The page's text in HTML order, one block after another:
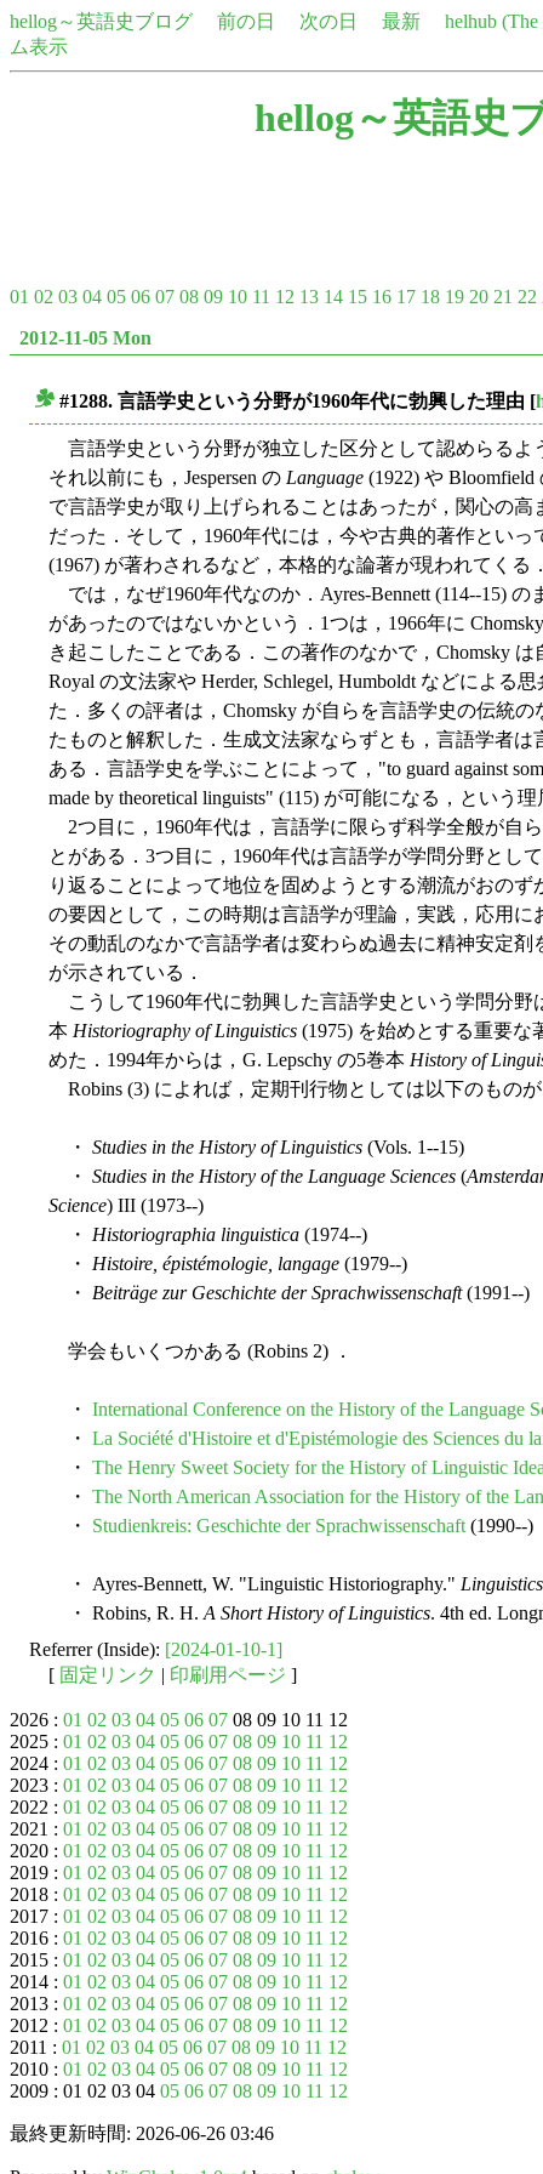
hellog～英語史ブログ 前の日 次の日 最新
helhub
ム表示
hellog～英語史
01 02 03 04 05 06 07 08 09 10 11 12 13 14 15 16 17 18 19 20 21 22
2012-11-05 Mon
#1288. 言語学史という分野が1960年代に勃興した理由 [
言語学史という分野が独立した区分として認めらるよ
それ以前にも，Jespersen の Language (1922) や
で言語学史が取り上げられることはあったが，関心の
だった．そして，1960年代には，今や古典的著作といっ
(1967) が著わされるなど，本格的な論著が現われてくる
では，なぜ1960年代なのか．Ayres-Bennett (114--15)
があったのではないかという．1つは，1966年に
き起こしたことである．この著作のなかで，Chomsky
Royal の文法家や Herder, Schlegel, Humboldt などによる
た．多くの評者は，Chomsky が自らを言語学史の伝統
たものと解釈した．生成文法家ならずとも，言語学者
ある．言語学史を学ぶことによって，"to guard against
made by theoretical linguists" (115) が可能になる，という
2つ目に，1960年代は，言語学に限らず科学全般が自
とがある．3つ目に，1960年代は言語学が学問分野とし
り返ることによって地位を固めようとする潮流がおの
の要因として，この時期は言語学が理論，実践，応用
その動乱のなかで言語学者は変わらぬ過去に精神安定
が示されている．
こうして1960年代に勃興した言語学史という学問分野
本 Historiography of Linguistics (1975) を始めとする重要
めた．1994年からは，G. Lepschy の5巻本 History of
Robins (3) によれば，定期刊行物としては以下のもの
・ Studies in the History of Linguistics (Vols. 1--15)
・ Studies in the History of the Language Sciences (
Science) III (1973--)
・ Historiographia linguistica (1974--)
・ Histoire, épistémologie, langage (1979--)
・ Beiträge zur Geschichte der Sprachwissenschaft(1991--)
学会もいくつかある (Robins 2) ．
・ International Conference on the History of the Language
・ La Société d'Histoire et d'Epistémologie des Sciences du
・ The Henry Sweet Society for the History of Linguistic
・ The North American Association for the History of the
・ Studienkreis: Geschichte der Sprachwissenschaft (1990--)
・ Ayres-Bennett, W. "Linguistic Historiography."
・ Robins, R. H. A Short History of Linguistics. 4th ed.
Referrer (Inside): [2024-01-10-1]
[ 固定リンク | 印刷用ページ ]
2026 : 01 02 03 04 05 06 07 08 09 10 11 12
2025 : 01 02 03 04 05 06 07 08 09 10 11 12
2024 : 01 02 03 04 05 06 07 08 09 10 11 12
2023 : 01 02 03 04 05 06 07 08 09 10 11 12
2022 : 01 02 03 04 05 06 07 08 09 10 11 12
2021 : 01 02 03 04 05 06 07 08 09 10 11 12
2020 : 01 02 03 04 05 06 07 08 09 10 11 12
2019 : 01 02 03 04 05 06 07 08 09 10 11 12
2018 : 01 02 03 04 05 06 07 08 09 10 11 12
2017 : 01 02 03 04 05 06 07 08 09 10 11 12
2016 : 01 02 03 04 05 06 07 08 09 10 11 12
2015 : 01 02 03 04 05 06 07 08 09 10 11 12
2014 : 01 02 03 04 05 06 07 08 09 10 11 12
2013 : 01 02 03 04 05 06 07 08 09 10 11 12
2012 : 01 02 03 04 05 06 07 08 09 10 11 12
2011 : 01 02 03 04 05 06 07 08 09 10 11 12
2010 : 01 02 03 04 05 06 07 08 09 10 11 12
2009 : 01 02 03 04 05 06 07 08 09 10 11 12
最終更新時間: 2026-06-26 03:46